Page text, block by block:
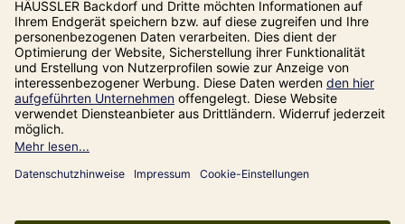
Informationen
Unsere Adresse